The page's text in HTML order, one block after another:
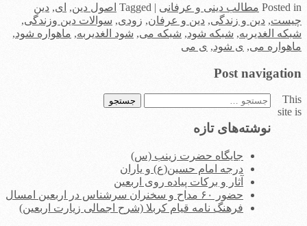
Posted in مطالب دینی و عرفانی |
Tagged اصول دین, ای, دین
چیست, دین و زندگی, دین و عرفان, زودی, سوالات دین وزندگی,
شبکه الغدیربه, شبکه شود, شبکه می, شود الغدیربه, ماهواره شود,
ماهواره می, ی شود, ی می
Post navigation
جستجو
نوشته‌های تازه
جایگاه حضرت زینب (س)
درجه امام حسین(ع) و یاران
آثار و برکات پیاده روی اربعین
حضور ۶۰ مداح و سخنران سرشناس در اربعین امسال
فرهنگ نامه قیام کربلا (شرح اجمالی زیارت اربعین)
This
site is